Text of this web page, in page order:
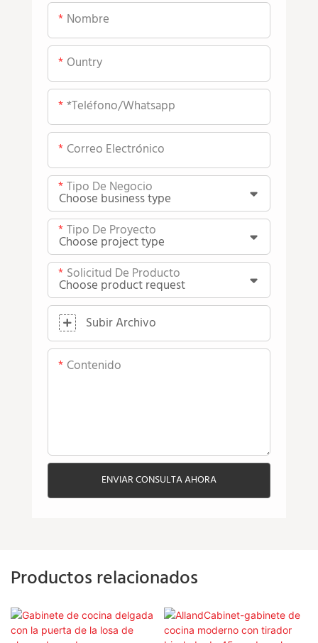
Nombre
Ountry
*teléfono/whatsapp
Correo Electrónico
Tipo De Negocio
Tipo De Proyecto
Solicitud De Producto
Subir Archivo
Contenido
ENVIAR CONSULTA AHORA
Productos relacionados